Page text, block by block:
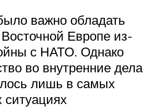
важно обладать
Европе из-
с НАТО. Однако
во внутренние дела
лишь в самых
ситуациях